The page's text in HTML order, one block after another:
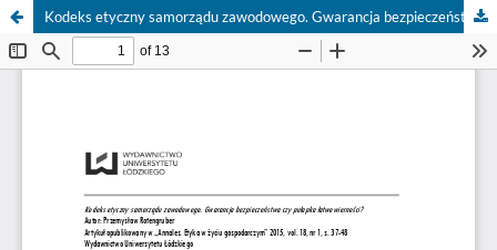
Kodeks etyczny samorządu zawodowego. Gwarancja bezpieczeństwa czy pułapka łatwowierności?